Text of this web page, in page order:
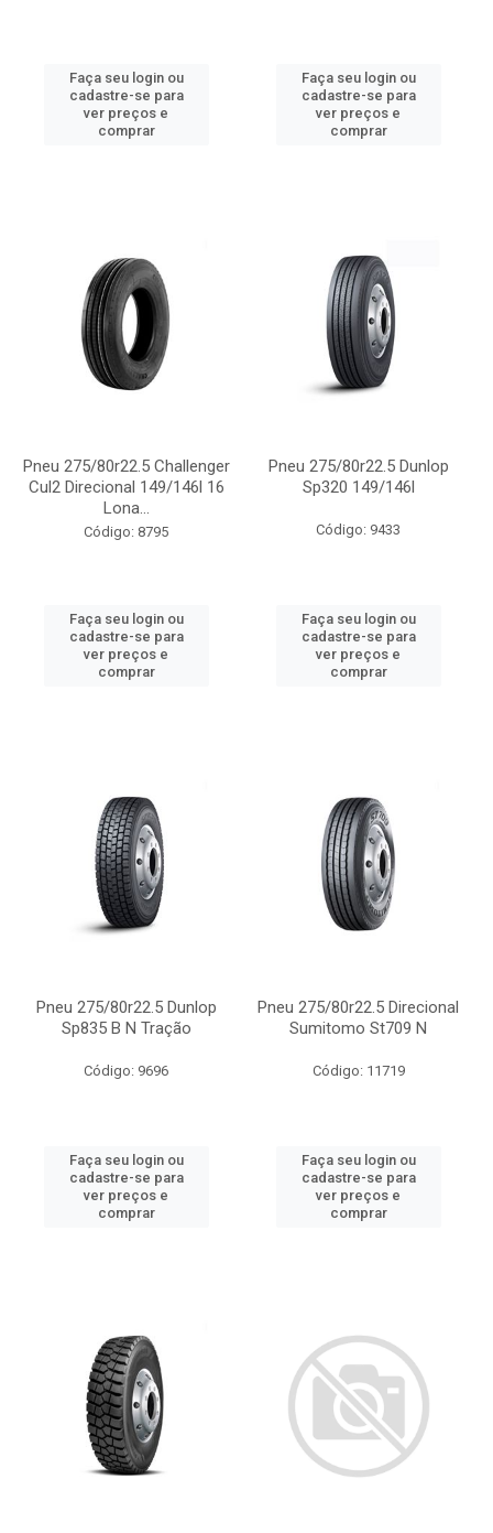
Faça seu login ou
cadastre-se para
ver preços e
comprar
Faça seu login ou
cadastre-se para
ver preços e
comprar
Pneu 275/80r22.5 Challenger
Cul2 Direcional 149/146l 16
Lona...
Código: 8795
Faça seu login ou
cadastre-se para
ver preços e
comprar
Pneu 275/80r22.5 Dunlop
Sp320 149/146l
Código: 9433
Faça seu login ou
cadastre-se para
ver preços e
comprar
Pneu 275/80r22.5 Dunlop
Sp835 B N Tração
Código: 9696
Faça seu login ou
cadastre-se para
ver preços e
comprar
Pneu 275/80r22.5 Direcional
Sumitomo St709 N
Código: 11719
Faça seu login ou
cadastre-se para
ver preços e
comprar